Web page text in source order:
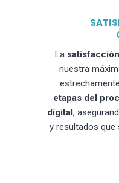
La satisfacción
nuestra
etapas del
digital,
y resultados que